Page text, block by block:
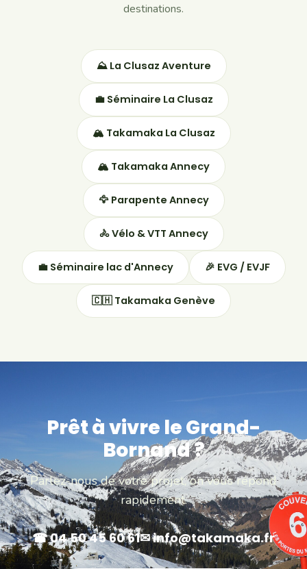
destinations.
⛰ La Clusaz Aventure
💼 Séminaire La Clusaz
🏔 Takamaka La Clusaz
🏔 Takamaka Annecy
🦅 Parapente Annecy
🚴 Vélo & VTT Annecy
💼 Séminaire lac d'Annecy 🎉 EVG / EVJF
🇨🇭 Takamaka Genève
Prêt à vivre le Grand-
Bornand ?
Parlez-nous de votre projet, on vous répond
rapidement.
☎ 04 50 45 60 61✉ info@takamaka.fr